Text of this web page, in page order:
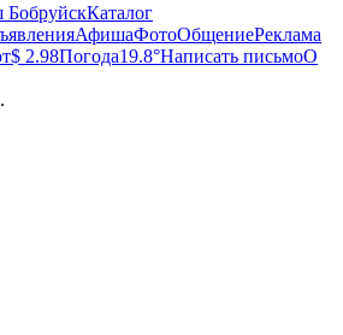
Каталог
АфишаФотоОбщениеРеклама
$ 2.98Погода19.8°Написать письмоО